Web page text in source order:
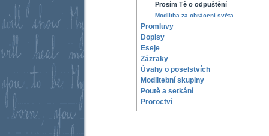
Prosím Tě o odpuštění
Modlitba za obrácení světa
Promluvy
Dopisy
Eseje
Zázraky
Úvahy o poselstvích
Modlitební skupiny
Poutě a setkání
Proroctví